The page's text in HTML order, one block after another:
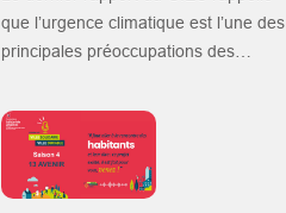
que l’urgence climatique est l’une des
principales préoccupations des…